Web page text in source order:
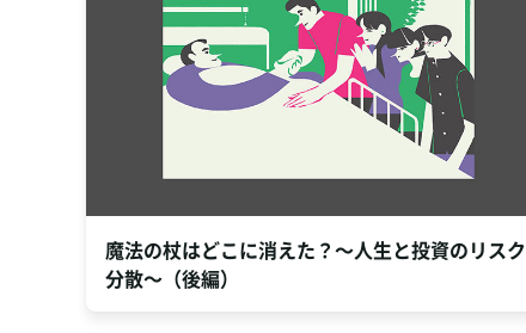
魔法の杖はどこに消えた？～人生と投資のリスク
分散～（後編）